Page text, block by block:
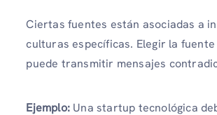
Ciertas fuentes están asociadas a
culturas específicas. Elegir la
puede transmitir mensajes
Ejemplo: Una startup tecnológica